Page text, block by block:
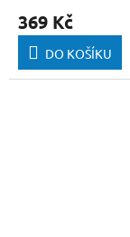
369 Kč
DO KOŠÍKU